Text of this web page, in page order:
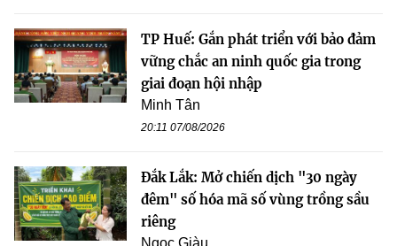
TP Huế: Gắn phát triển với bảo đảm
vững chắc an ninh quốc gia trong
giai đoạn hội nhập
Minh Tân
20:11 07/08/2026
Đắk Lắk: Mở chiến dịch "30 ngày
đêm" số hóa mã số vùng trồng sầu
riêng
Ngọc Giàu